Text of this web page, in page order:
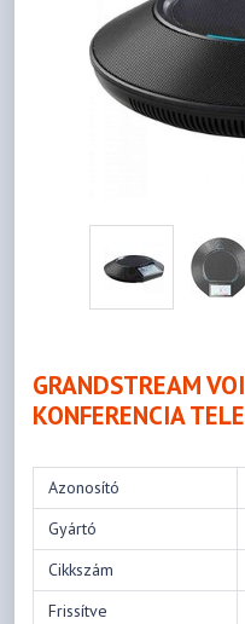
GRANDSTREAM
KONFERENCIA
Azonosító
Gyártó
Cikkszám
Frissítve